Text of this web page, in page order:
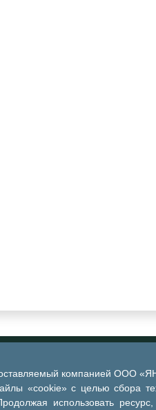
компанией ООО
«cookie» с целью сбора
использовать